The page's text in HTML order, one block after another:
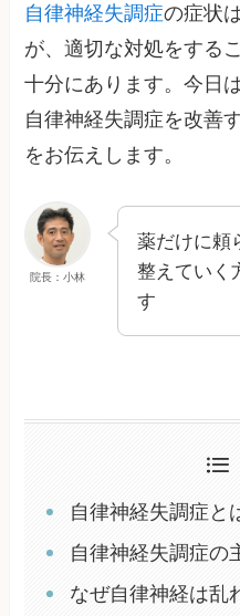
自律神経失調症の症状
が、適切な対処をする
十分にあります。今日
自律神経失調症を改善
をお伝えします。
院長：小林
薬だけに頼
整えていく
す
自律神経失調症と
自律神経失調症の
なぜ自律神経は乱